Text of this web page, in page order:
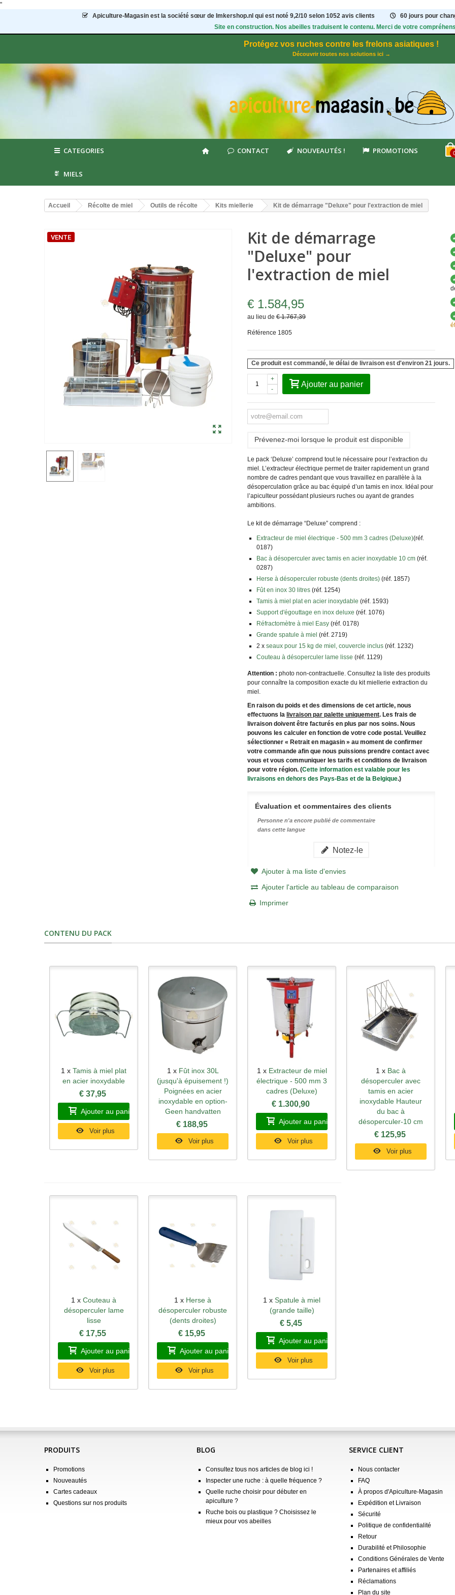
"
Apiculture-Magasin est la société sœur de Imkershop.nl qui est noté 9,2/10 selon 1052avis clients 60 jours pour
Site en construction. Nos abeilles traduisent le contenu. Merci de votre
Protégez vos ruches contre les frelons asiatiques !
Découvrir toutes nos solutions ici →
CATEGORIES CONTACT NOUVEAUTÉS ! PROMOTIONS
MIELS
Accueil Récolte de miel Outils de récolte Kits miellerie Kit de démarrage "Deluxe" pour l'extraction de miel
VENTE
Kit de démarrage
"Deluxe" pour
l'extraction de miel
€ 1.584,95
au lieu de € 1.767,39
Référence 1805
Ce produit est commandé, le délai de livraison est d'environ 21 jours.
-
+
Ajouter au panier
Prévenez-moi lorsque le produit est disponible
Le pack ‘Deluxe’ comprend tout le nécessaire pour l’extraction du
miel. L’extracteur électrique permet de traiter rapidement un grand
nombre de cadres pendant que vous travaillez en parallèle à la
désoperculation grâce au bac équipé d’un tamis en inox. Idéal pour
l’apiculteur possédant plusieurs ruches ou ayant de grandes
ambitions.
Le kit de démarrage “Deluxe” comprend :
Extracteur de miel électrique - 500 mm 3 cadres (Deluxe)(réf.
0187)
Bac à désoperculer avec tamis en acier inoxydable 10 cm(réf.
0287)
Herse à désoperculer robuste (dents droites)(réf. 1857)
Fût en inox 30 litres(réf. 1254)
Tamis à miel plat en acier inoxydable (réf. 1593)
Support d'égouttage en inox deluxe (réf. 1076)
Réfractomètre à miel Easy(réf. 0178)
Grande spatule à miel (réf. 2719)
2 x seaux pour 15 kg de miel, couvercle inclus(réf. 1232)
Couteau à désoperculer lame lisse (réf. 1129)
Attention : photo non-contractuelle. Consultez la liste des produits
pour connaître la composition exacte du kit miellerie extraction du
miel.
En raison du poids et des dimensions de cet article, nous
effectuons la livraison par palette uniquement. Les frais de
livraison doivent être facturés en plus par nos soins. Nous
pouvons les calculer en fonction de votre code postal. Veuillez
sélectionner « Retrait en magasin » au moment de confirmer
votre commande afin que nous puissions prendre contact avec
vous et vous communiquer les tarifs et conditions de livraison
pour votre région. (Cette information est valable pour les
livraisons en dehors des Pays-Bas et de la Belgique.)
Évaluation et commentaires des clients
Personne n'a encore publié de commentaire
dans cette langue
Notez-le
Ajouter à ma liste d'envies
Ajouter l'article au tableau de comparaison
Imprimer
CONTENU DU PACK
Aperçu rapide
1 x Tamis à miel plat
en acier inoxydable
€ 37,95
Ajouter au panier
Voir plus
Aperçu rapide
1 x Fût inox 30L
(jusqu'à épuisement !)
Poignées en acier
inoxydable en option-
Geen handvatten
€ 188,95
Voir plus
Aperçu rapide
1 x Extracteur de miel
électrique - 500 mm 3
cadres (Deluxe)
€ 1.300,90
Ajouter au panier
Voir plus
Aperçu rapide
1 x Bac à
désoperculer avec
tamis en acier
inoxydable Hauteur
du bac à
désoperculer-10 cm
€ 125,95
Voir plus
Aperçu rapide
1 x Couteau à
désoperculer lame
lisse
€ 17,55
Ajouter au panier
Voir plus
Aperçu rapide
1 x Herse à
désoperculer robuste
(dents droites)
€ 15,95
Ajouter au panier
Voir plus
Aperçu rapide
1 x Spatule à miel
(grande taille)
€ 5,45
Ajouter au panier
Voir plus
PRODUITS
Promotions
Nouveautés
Cartes cadeaux
Questions sur nos produits
BLOG
Consultez tous nos articles de blog ici !
Inspecter une ruche : à quelle fréquence ?
Quelle ruche choisir pour débuter en
apiculture ?
Ruche bois ou plastique ? Choisissez le
mieux pour vos abeilles
SERVICE CLIENT
Nous contacter
FAQ
À propos d'Apiculture-Magasin
Expédition et Livraison
Sécurité
Politique de confidentialité
Retour
Durabilité et Philosophie
Conditions Générales de Vente
Partenaires et affiliés
Réclamations
Plan du site